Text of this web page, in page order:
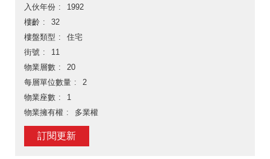
入伙年份
1992
樓齡
32
樓盤類型
住宅
街號
11
物業層數
20
每層單位數量
2
物業座數
1
物業擁有權
多業權
訂閱更新